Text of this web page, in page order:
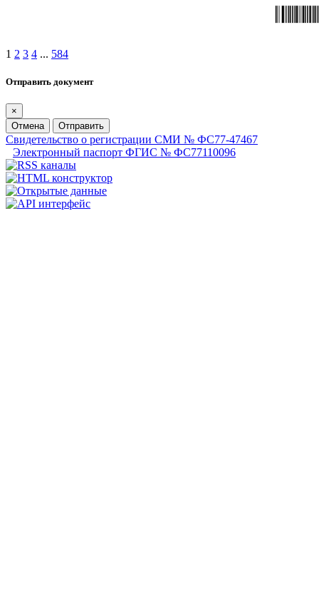
1 2 3 4 ... 584
Отправить документ
×
Отмена
Отправить
Свидетельство о регистрации СМИ № ФС77-47467
Электронный паспорт ФГИС № ФС77110096